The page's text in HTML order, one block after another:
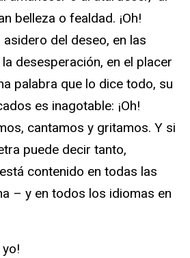
belleza o fealdad. ¡Oh!
del deseo, en las
desesperación, en el placer
palabra que lo dice todo, su
es inagotable: ¡Oh!
cantamos y gritamos. Y si
puede decir tanto,
contenido en todas las
– y en todos los idiomas en
yo!